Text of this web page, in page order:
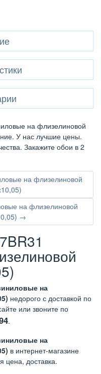
на флизелиновой
У нас лучшие цены.
Закажите обои в 2
на флизелиновой
на флизелиновой
→
на
недорого с доставкой по
или звоните по
.
на
в интернет-магазине
цена, доставка.